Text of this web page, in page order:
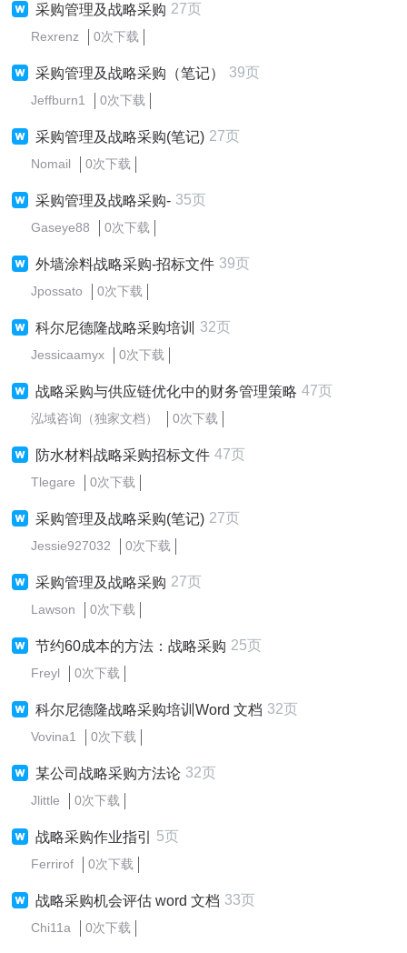
采购管理及战略采购 27页
Rexrenz 0次下载
采购管理及战略采购（笔记） 39页
Jeffburn1 0次下载
采购管理及战略采购(笔记) 27页
Nomail 0次下载
采购管理及战略采购- 35页
Gaseye88 0次下载
外墙涂料战略采购-招标文件 39页
Jpossato 0次下载
科尔尼德隆战略采购培训 32页
Jessicaamyx 0次下载
战略采购与供应链优化中的财务管理策略 47页
泓域咨询（独家文档） 0次下载
防水材料战略采购招标文件 47页
Tlegare 0次下载
采购管理及战略采购(笔记) 27页
Jessie927032 0次下载
采购管理及战略采购 27页
Lawson 0次下载
节约60成本的方法：战略采购 25页
Freyl 0次下载
科尔尼德隆战略采购培训Word 文档 32页
Vovina1 0次下载
某公司战略采购方法论 32页
Jlittle 0次下载
战略采购作业指引 5页
Ferrirof 0次下载
战略采购机会评估 word 文档 33页
Chi11a 0次下载